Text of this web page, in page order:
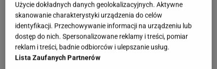
never lies" i Mai Bohosiewicz
"Hotel Paradise". Jay wylądował w szpitalu. Na
nagraniu krzyczał z bólu. "Nie czuję dotyku"
Użycie dokładnych danych geolokalizacyjnych. Aktywne
skanowanie charakterystyki urządzenia do celów
identyfikacji. Przechowywanie informacji na urządzeniu lub
dostęp do nich. Spersonalizowane reklamy i treści, pomiar
reklam i treści, badnie odbiorców i ulepszanie usług.
Lista Zaufanych Partnerów